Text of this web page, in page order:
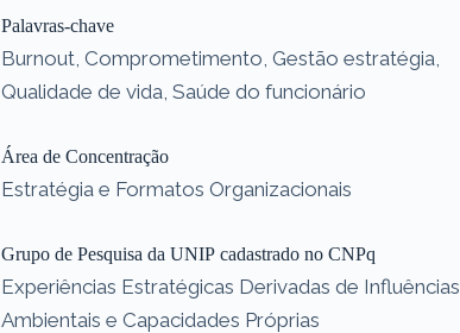
Palavras-chave
Burnout, Comprometimento, Gestão estratégia,
Qualidade de vida, Saúde do funcionário
Área de Concentração
Estratégia e Formatos Organizacionais
Grupo de Pesquisa da UNIP cadastrado no CNPq
Experiências Estratégicas Derivadas de Influências
Ambientais e Capacidades Próprias